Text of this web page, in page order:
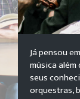
Já pensou
música
seus
orquestras,